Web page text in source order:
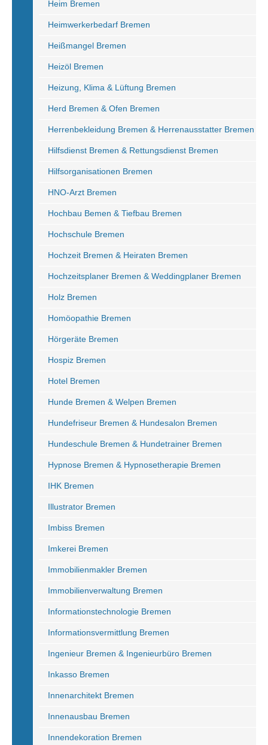
Heim Bremen
Heimwerkerbedarf Bremen
Heißmangel Bremen
Heizöl Bremen
Heizung, Klima & Lüftung Bremen
Herd Bremen & Ofen Bremen
Herrenbekleidung Bremen & Herrenausstatter Bremen
Hilfsdienst Bremen & Rettungsdienst Bremen
Hilfsorganisationen Bremen
HNO-Arzt Bremen
Hochbau Bemen & Tiefbau Bremen
Hochschule Bremen
Hochzeit Bremen & Heiraten Bremen
Hochzeitsplaner Bremen & Weddingplaner Bremen
Holz Bremen
Homöopathie Bremen
Hörgeräte Bremen
Hospiz Bremen
Hotel Bremen
Hunde Bremen & Welpen Bremen
Hundefriseur Bremen & Hundesalon Bremen
Hundeschule Bremen & Hundetrainer Bremen
Hypnose Bremen & Hypnosetherapie Bremen
IHK Bremen
Illustrator Bremen
Imbiss Bremen
Imkerei Bremen
Immobilienmakler Bremen
Immobilienverwaltung Bremen
Informationstechnologie Bremen
Informationsvermittlung Bremen
Ingenieur Bremen & Ingenieurbüro Bremen
Inkasso Bremen
Innenarchitekt Bremen
Innenausbau Bremen
Innendekoration Bremen